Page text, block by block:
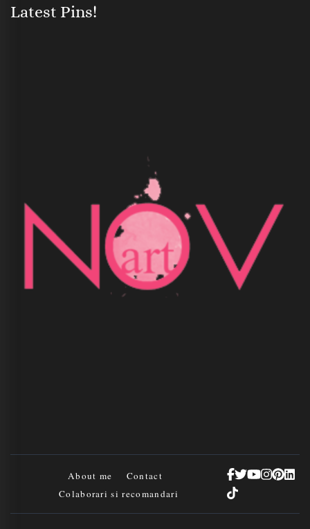
Latest Pins!
About me
Contact
Colaborari si recomandari